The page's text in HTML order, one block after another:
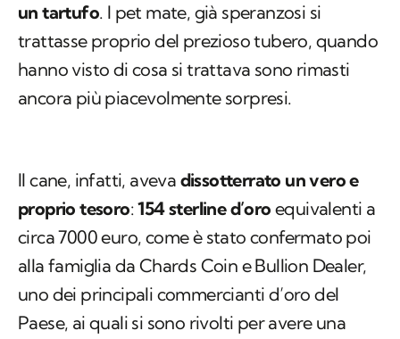
un tartufo. I pet mate, già speranzosi si
trattasse proprio del prezioso tubero, quando
hanno visto di cosa si trattava sono rimasti
ancora più piacevolmente sorpresi.
Il cane, infatti, aveva dissotterrato un vero e
proprio tesoro:154 sterline d’oro equivalenti a
circa 7000 euro, come è stato confermato poi
alla famiglia da Chards Coin e Bullion Dealer,
uno dei principali commercianti d’oro del
Paese, ai quali si sono rivolti per avere una